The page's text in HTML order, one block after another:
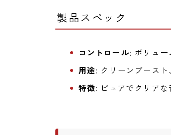
製品スペック
コントロール: ボリュー
用途: クリーンブース
特徴: ピュアでクリア